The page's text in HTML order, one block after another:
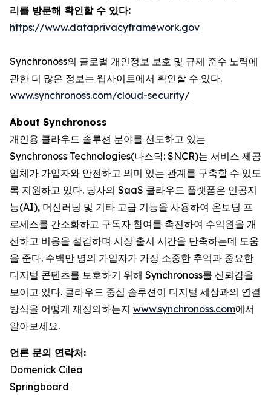
리를 방문해 확인할 수 있다:
https://www.dataprivacyframework.gov
Synchronoss의 글로벌 개인정보 보호 및 규제 준수 노력에
관한 더 많은 정보는 웹사이트에서 확인할 수 있다.
www.synchronoss.com/cloud-security/
About Synchronoss
개인용 클라우드 솔루션 분야를 선도하고 있는
Synchronoss Technologies(나스닥: SNCR)는 서비스 제공
업체가 가입자와 안전하고 의미 있는 관계를 구축할 수 있도
록 지원하고 있다. 당사의 SaaS 클라우드 플랫폼은 인공지
능(AI), 머신러닝 및 기타 고급 기능을 사용하여 온보딩 프
로세스를 간소화하고 구독자 참여를 촉진하여 수익원을 개
선하고 비용을 절감하며 시장 출시 시간을 단축하는데 도움
을 준다. 수백만 명의 가입자가 가장 소중한 추억과 중요한
디지털 콘텐츠를 보호하기 위해 Synchronoss를 신뢰감을
보이고 있다. 클라우드 중심 솔루션이 디지털 세상과의 연결
방식을 어떻게 재정의하는지 www.synchronoss.com에서
알아보세요.
언론 문의 연락처:
Domenick Cilea
Springboard